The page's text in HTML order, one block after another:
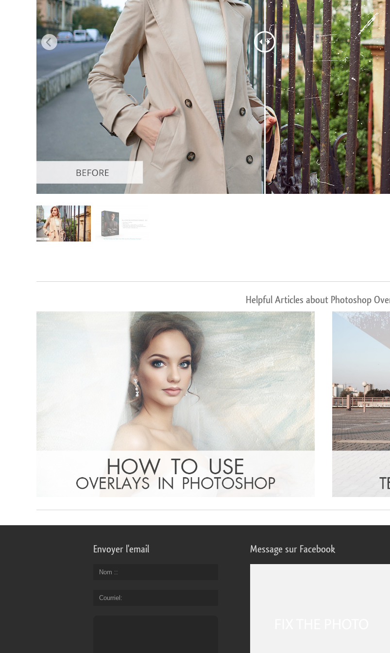
Services de retouche de produits Services de retouche de bijoux
Helpful Articles about Photoshop
Envoyer l'email
Nom :
Courriel
Message sur Facebook